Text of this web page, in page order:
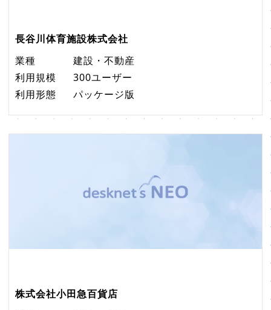
長谷川体育施設株式会社
業種
建設・不動産
利用規模
300ユーザー
利用形態
パッケージ版
株式会社小田急百貨店